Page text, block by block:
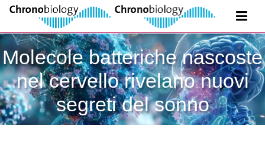
Molecole batteriche nascoste
nel cervello rivelano nuovi
segreti del sonno